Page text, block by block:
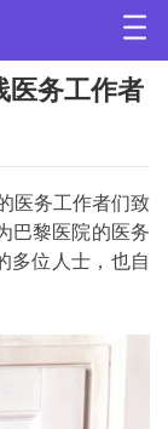
医务工作者
医务工作者们致
巴黎医院的医务
多位人士，也自